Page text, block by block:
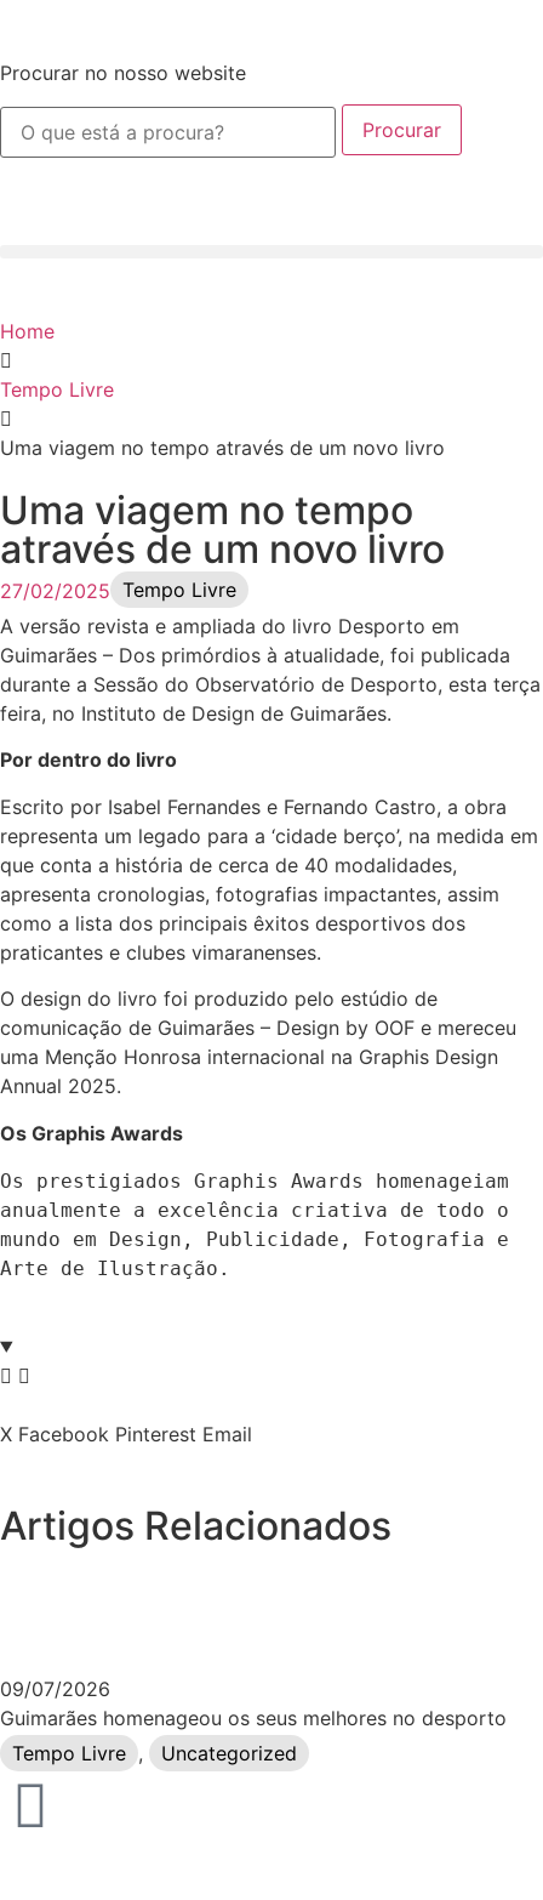
Procurar no nosso website
Procurar
Home
Tempo Livre
Uma viagem no tempo através de um novo livro
Uma viagem no tempo
através de um novo livro
27/02/2025 Tempo Livre
A versão revista e ampliada do livro Desporto em
Guimarães – Dos primórdios à atualidade, foi publicada
durante a Sessão do Observatório de Desporto, esta terça
feira, no Instituto de Design de Guimarães.
Por dentro do livro
Escrito por Isabel Fernandes e Fernando Castro, a obra
representa um legado para a ‘cidade berço’, na medida em
que conta a história de cerca de 40 modalidades,
apresenta cronologias, fotografias impactantes, assim
como a lista dos principais êxitos desportivos dos
praticantes e clubes vimaranenses.
O design do livro foi produzido pelo estúdio de
comunicação de Guimarães – Design by OOF e mereceu
uma Menção Honrosa internacional na Graphis Design
Annual 2025.
Os Graphis Awards
Os prestigiados Graphis Awards homenageiam
anualmente a excelência criativa de todo o
mundo em Design, Publicidade, Fotografia e
Arte de Ilustração.
X Facebook Pinterest Email
Artigos Relacionados
09/07/2026
Guimarães homenageou os seus melhores no desporto
Tempo Livre , Uncategorized